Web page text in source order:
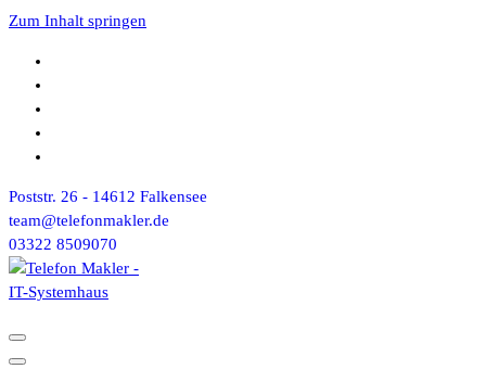
Zum Inhalt springen
Poststr. 26 - 14612 Falkensee
team@telefonmakler.de
03322 8509070